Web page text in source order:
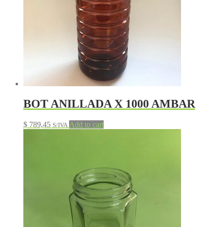
BOT ANILLADA X 1000 AMBAR
$ 789,45 S/IVA Add to cart